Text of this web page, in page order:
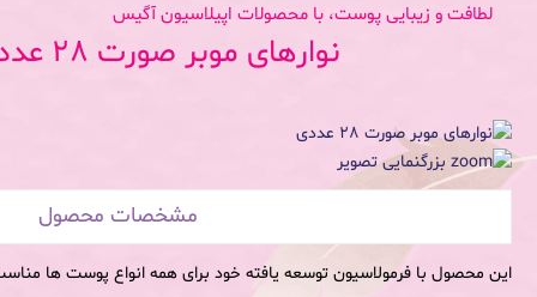
لطافت و زیبایی پوست، با محصولات اپیلاسیون آگیس
نوارهای موبر صورت 28 عددی
بزرگنمایی تصویر
مشخصات محصول
این محصول با فرمولاسیون توسعه یافته خود برای همه انواع پوست ها